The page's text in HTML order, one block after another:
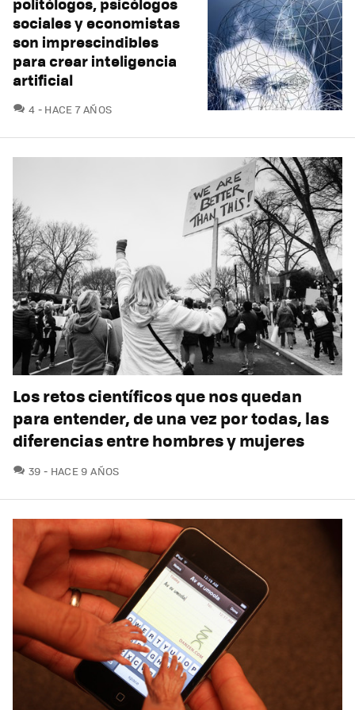
sociales y economistas
son imprescindibles
para crear inteligencia
artificial
4 COMENTARIOS
HACE 7 AÑOS
Los retos científicos que nos quedan
para entender, de una vez por todas, las
diferencias entre hombres y mujeres
39 COMENTARIOS
HACE 9 AÑOS